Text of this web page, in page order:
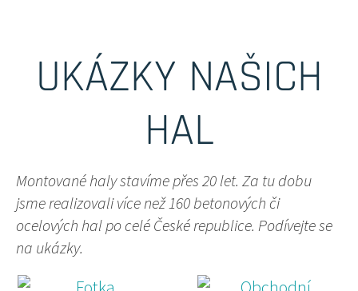
UKÁZKY NAŠICH
HAL
Montované haly stavíme přes 20 let. Za tu dobu
jsme realizovali více než 160 betonových či
ocelových hal po celé České republice. Podívejte se
na ukázky.